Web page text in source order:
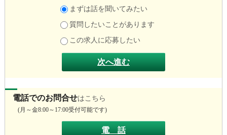
まずは話を聞いてみたい
質問したいことがあります
この求人に応募したい
次へ進む
電話でのお問合せはこちら
(月～金8:00～17:00受付可能です)
電 話